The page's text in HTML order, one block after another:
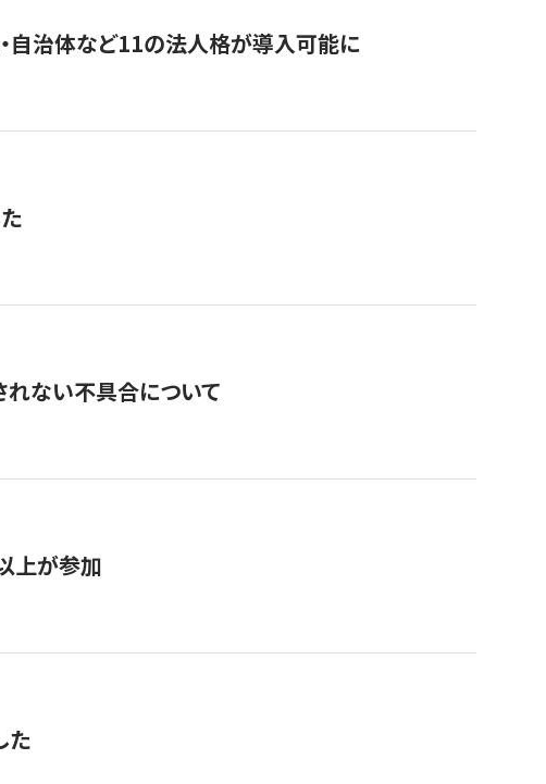
自治体など11の法人格が導入可能に
れない不具合について
上が参加
た